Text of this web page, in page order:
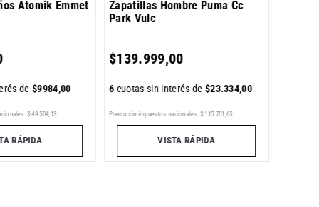
Atomik Emmet
de$9984,00
$ 49 .504 13
RÁPIDA
Zapatillas Hombre Puma Cc
Park Vulc
$139.999,00
6cuotas sin interés de$23.334,00
Precio sin impuestos nacionales: $ 115 701 ,65
VISTA RÁPIDA